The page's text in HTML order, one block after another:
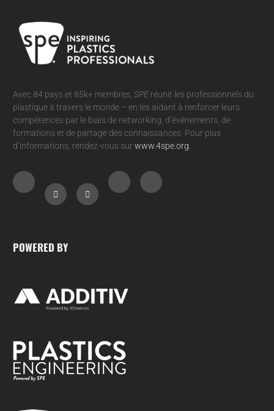
Avec 84 pays et 85k+ membres, SPEréunit les professionnels du
plastique à travers le monde – en les aidant à renforcer leurs
compétences par le biais de networking, d’événements, de
formations et de partage des connaissances. Pour plus
d’informations, rendez-vous surwww.4spe.org
POWERED BY